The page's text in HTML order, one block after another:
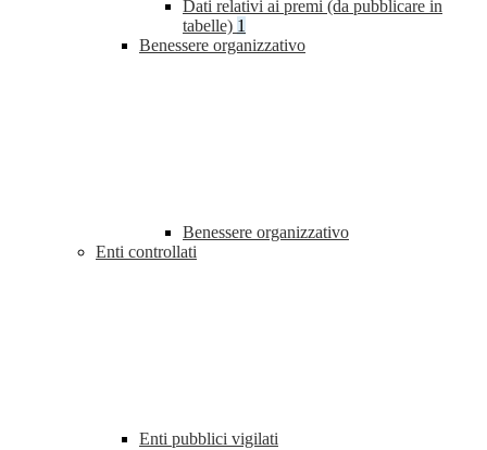
Dati relativi ai premi (da pubblicare in
tabelle) 1
Benessere organizzativo
Benessere organizzativo
Enti controllati
Enti pubblici vigilati